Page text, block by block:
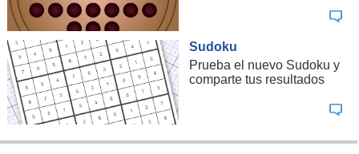
Sudoku
Prueba el nuevo Sudoku y
comparte tus resultados